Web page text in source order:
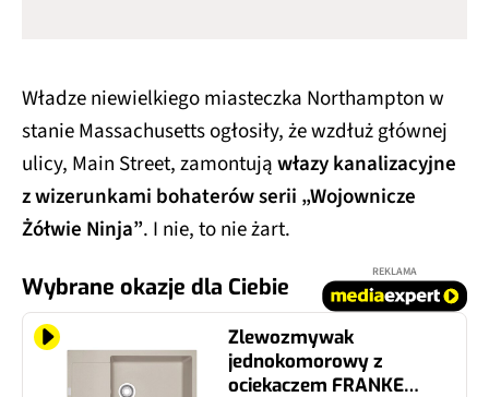
Władze niewielkiego miasteczka Northampton w
stanie Massachusetts ogłosiły, że wzdłuż głównej
ulicy, Main Street, zamontująwłazy kanalizacyjne
z wizerunkami bohaterów serii „Wojownicze
Żółwie Ninja”. I nie, to nie żart.
Wybrane okazje dla Ciebie
REKLAMA
Zlewozmywak
jednokomorowy z
ociekaczem FRANKE